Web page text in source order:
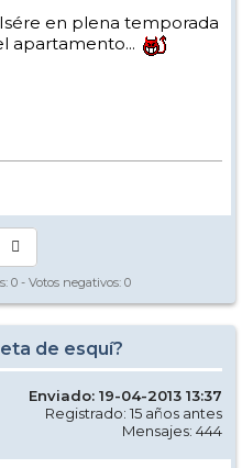
en plena temporada
apartamento...
0 - Votos negativos: 0
de esquí?
Enviado: 19-04-2013 13:37
Registrado: 15 años antes
Mensajes: 444